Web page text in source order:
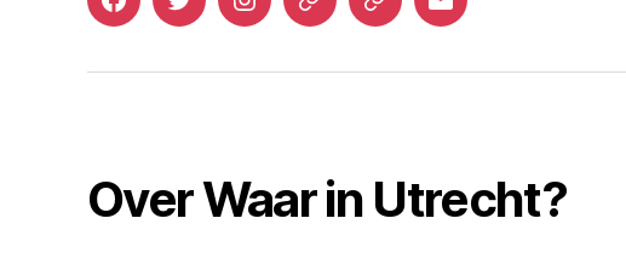
FacebookTwitterInstagramMastodonBlueskyE-
Over Waar in Utrecht?